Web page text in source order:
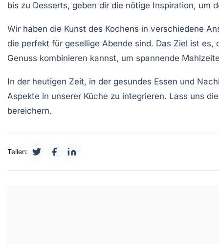
bis zu Desserts, geben dir die nötige Inspiration, um
Wir haben die Kunst des Kochens in verschiedene
die perfekt für gesellige Abende sind. Das Ziel ist
Genuss kombinieren kannst, um spannende
In der heutigen Zeit, in der gesundes Essen und
Aspekte in unserer Küche zu integrieren. Lass uns
bereichern.
Teilen: